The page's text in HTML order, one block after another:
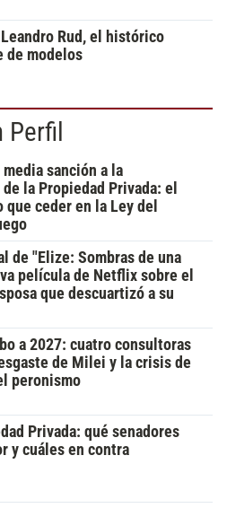
Rud, el histórico
de modelos
Perfil
sanción a la
la Propiedad Privada: el
ceder en la Ley del
de "Elize: Sombras de una
película de Netflix sobre el
que descuartizó a su
a 2027: cuatro consultoras
de Milei y la crisis de
peronismo
Privada: qué senadores
y cuáles en contra